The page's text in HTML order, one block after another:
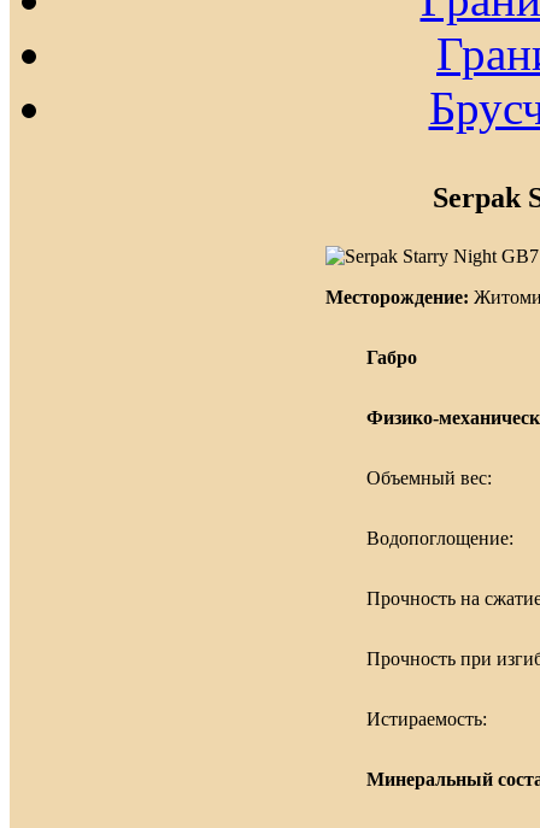
Serpak
Месторождение:
Габро
Физико-
Объемный вес:
Водопоглощение:
Прочность на
Прочность при
Истираемость:
Минеральный